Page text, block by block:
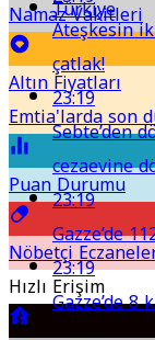
Namaz Vakitleri
Altın Fiyatları
Emtia'larda son
Puan Durumu
Nöbetçi
Hızlı Erişim
Türkiye
Ateşkesin
çatlak!
23:19
Sebte’den
cezaevine
23:19
Gazze’de
23:19
Gazze’de 8